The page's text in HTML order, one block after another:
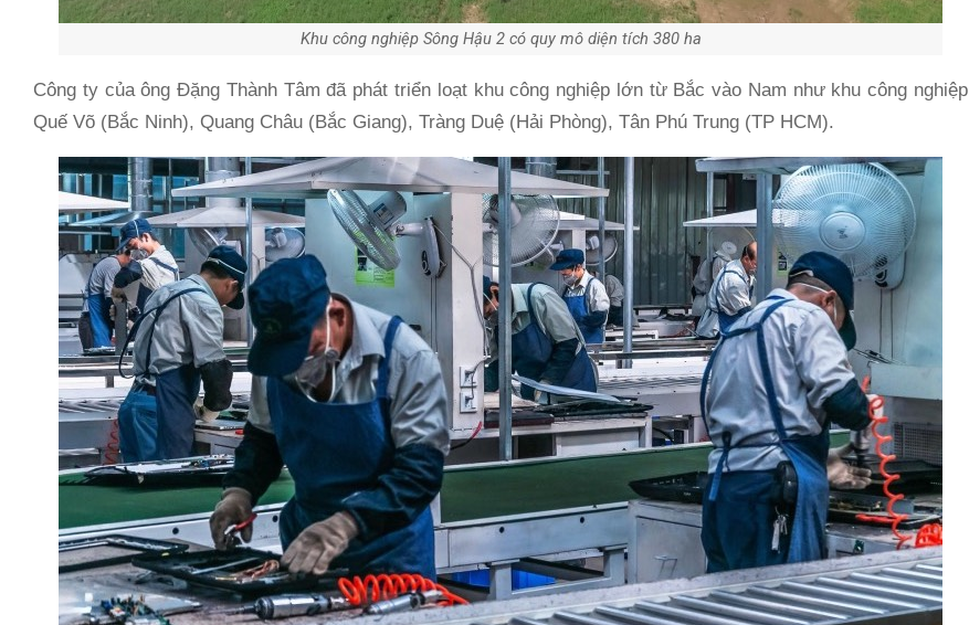
Khu công nghiệp Sông Hậu 2 có quy mô diện tích 380 ha
Công ty của ông Đặng Thành Tâm đã phát triển loạt khu công nghiệp lớn từ Bắc vào Nam như khu công nghiệp
Quế Võ (Bắc Ninh), Quang Châu (Bắc Giang), Tràng Duệ (Hải Phòng), Tân Phú Trung (TP HCM).